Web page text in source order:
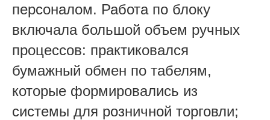
персоналом. Работа по блоку
включала большой объем ручных
процессов: практиковался
бумажный обмен по табелям,
которые формировались из
системы для розничной торговли;